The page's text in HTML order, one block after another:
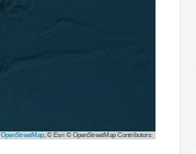
OpenStreetMap, © Esri © OpenStreetMap Contributors